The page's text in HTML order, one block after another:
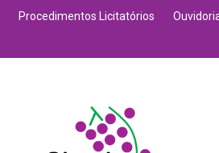
Procedimentos Licitatórios